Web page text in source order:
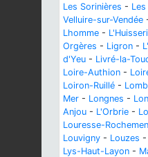
Les Sorinières -
Velluire-sur-Vendée
Lhomme -
Orgères - Ligron -
d'Yeu - Livré-la-
Loire-Authion -
Loiron-Ruillé -
Mer - Longnes -
Anjou - L'Orbrie -
Louresse-
Louvigny - Louzes -
Lys-Haut-Layon -